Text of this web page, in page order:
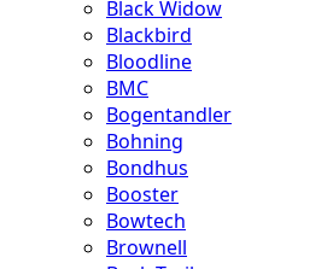
Black Widow
Blackbird
Bloodline
BMC
Bogentandler
Bohning
Bondhus
Booster
Bowtech
Brownell